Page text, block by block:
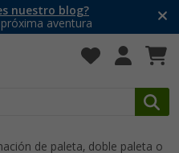
nuestro blog?
aventura
de paleta, doble paleta o